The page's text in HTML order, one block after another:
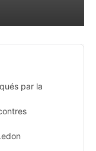
par la